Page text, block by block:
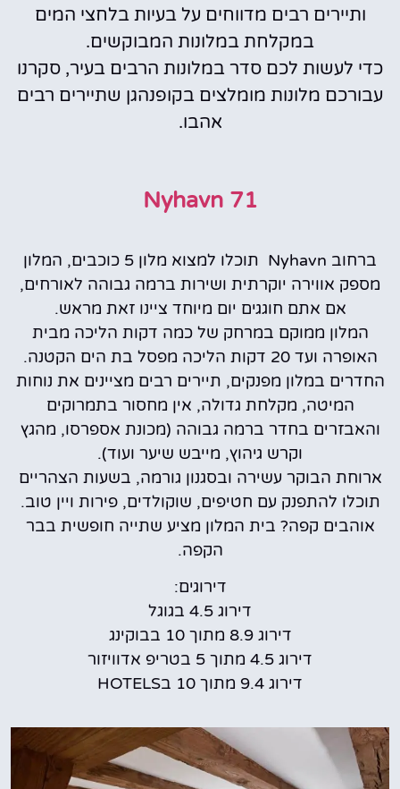
ותיירים רבים מדווחים על בעיות בלחצי המים
במקלחת במלונות המבוקשים.
כדי לעשות לכם סדר במלונות הרבים בעיר, סקרנו
עבורכם מלונות מומלצים בקופנהגן שתיירים רבים
אהבו.
71 Nyhavn
ברחוב Nyhavn תוכלו למצוא מלון 5 כוכבים, המלון
מספק אווירה יוקרתית ושירות ברמה גבוהה לאורחים,
אם אתם חוגגים יום מיוחד ציינו זאת מראש.
המלון ממוקם במרחק של כמה דקות הליכה מבית
האופרה ועד 20 דקות הליכה מפסל בת הים הקטנה.
החדרים במלון מפנקים, תיירים רבים מציינים את נוחות
המיטה, מקלחת גדולה, אין מחסור בתמרוקים
והאבזרים בחדר ברמה גבוהה (מכונת אספרסו, מהגץ
וקרש גיהוץ, מייבש שיער ועוד).
ארוחת הבוקר עשירה ובסגנון גורמה, בשעות הצהריים
תוכלו להתפנק עם חטיפים, שוקולדים, פירות ויין טוב.
אוהבים קפה? בית המלון מציע שתייה חופשית בבר
הקפה.
דירוגים:
דירוג 4.5 בגוגל
דירוג 8.9 מתוך 10 בבוקינג
דירוג 4.5 מתוך 5 בטריפ אדוויזור
דירוג 9.4 מתוך 10 בHOTELS